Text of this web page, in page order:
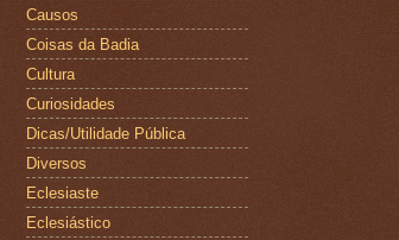
Causos
Coisas da Badia
Cultura
Curiosidades
Dicas/Utilidade Pública
Diversos
Eclesiaste
Eclesiástico